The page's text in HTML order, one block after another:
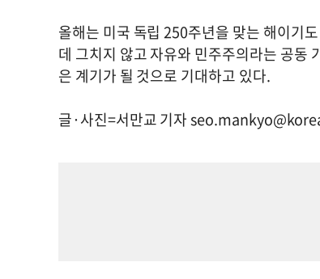
올해는 미국 독립 250주년을 맞는 해이기
데 그치지 않고 자유와 민주주의라는 공동
은 계기가 될 것으로 기대하고 있다.
글·사진=서만교 기자